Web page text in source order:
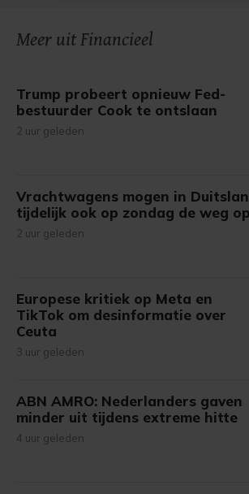
gemaakte keuze altijd wijzigen of
Meer uit Financieel
Trump probeert opnieuw Fed-
bestuurder Cook te ontslaan
2 uur geleden
Vrachtwagens mogen in
tijdelijk ook op zondag de weg op
2 uur geleden
Europese kritiek op Meta en
TikTok om desinformatie over
Ceuta
3 uur geleden
ABN AMRO: Nederlanders gaven
minder uit tijdens extreme hitte
4 uur geleden